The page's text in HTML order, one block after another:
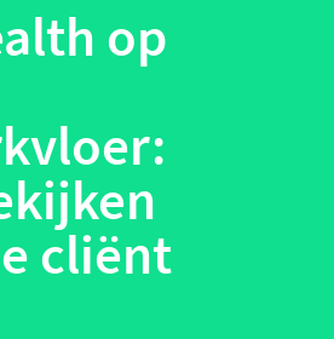
op
cliënt